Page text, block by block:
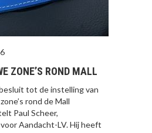
ZONE’S ROND MALL
tot de instelling van
rond de Mall
Paul Scheer,
Aandacht-LV. Hij heeft